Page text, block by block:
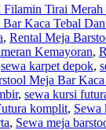
Filamin Tirai
Bar Kaca Tebal
, Rental Meja
Kemayoran,
sewa karpet depok,
Meja Bar Kaca
, sewa kursi
komplit, Sewa
, Sewa meja